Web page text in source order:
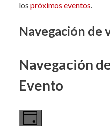
los próximos eventos.
Navegación de
Navegación
Evento